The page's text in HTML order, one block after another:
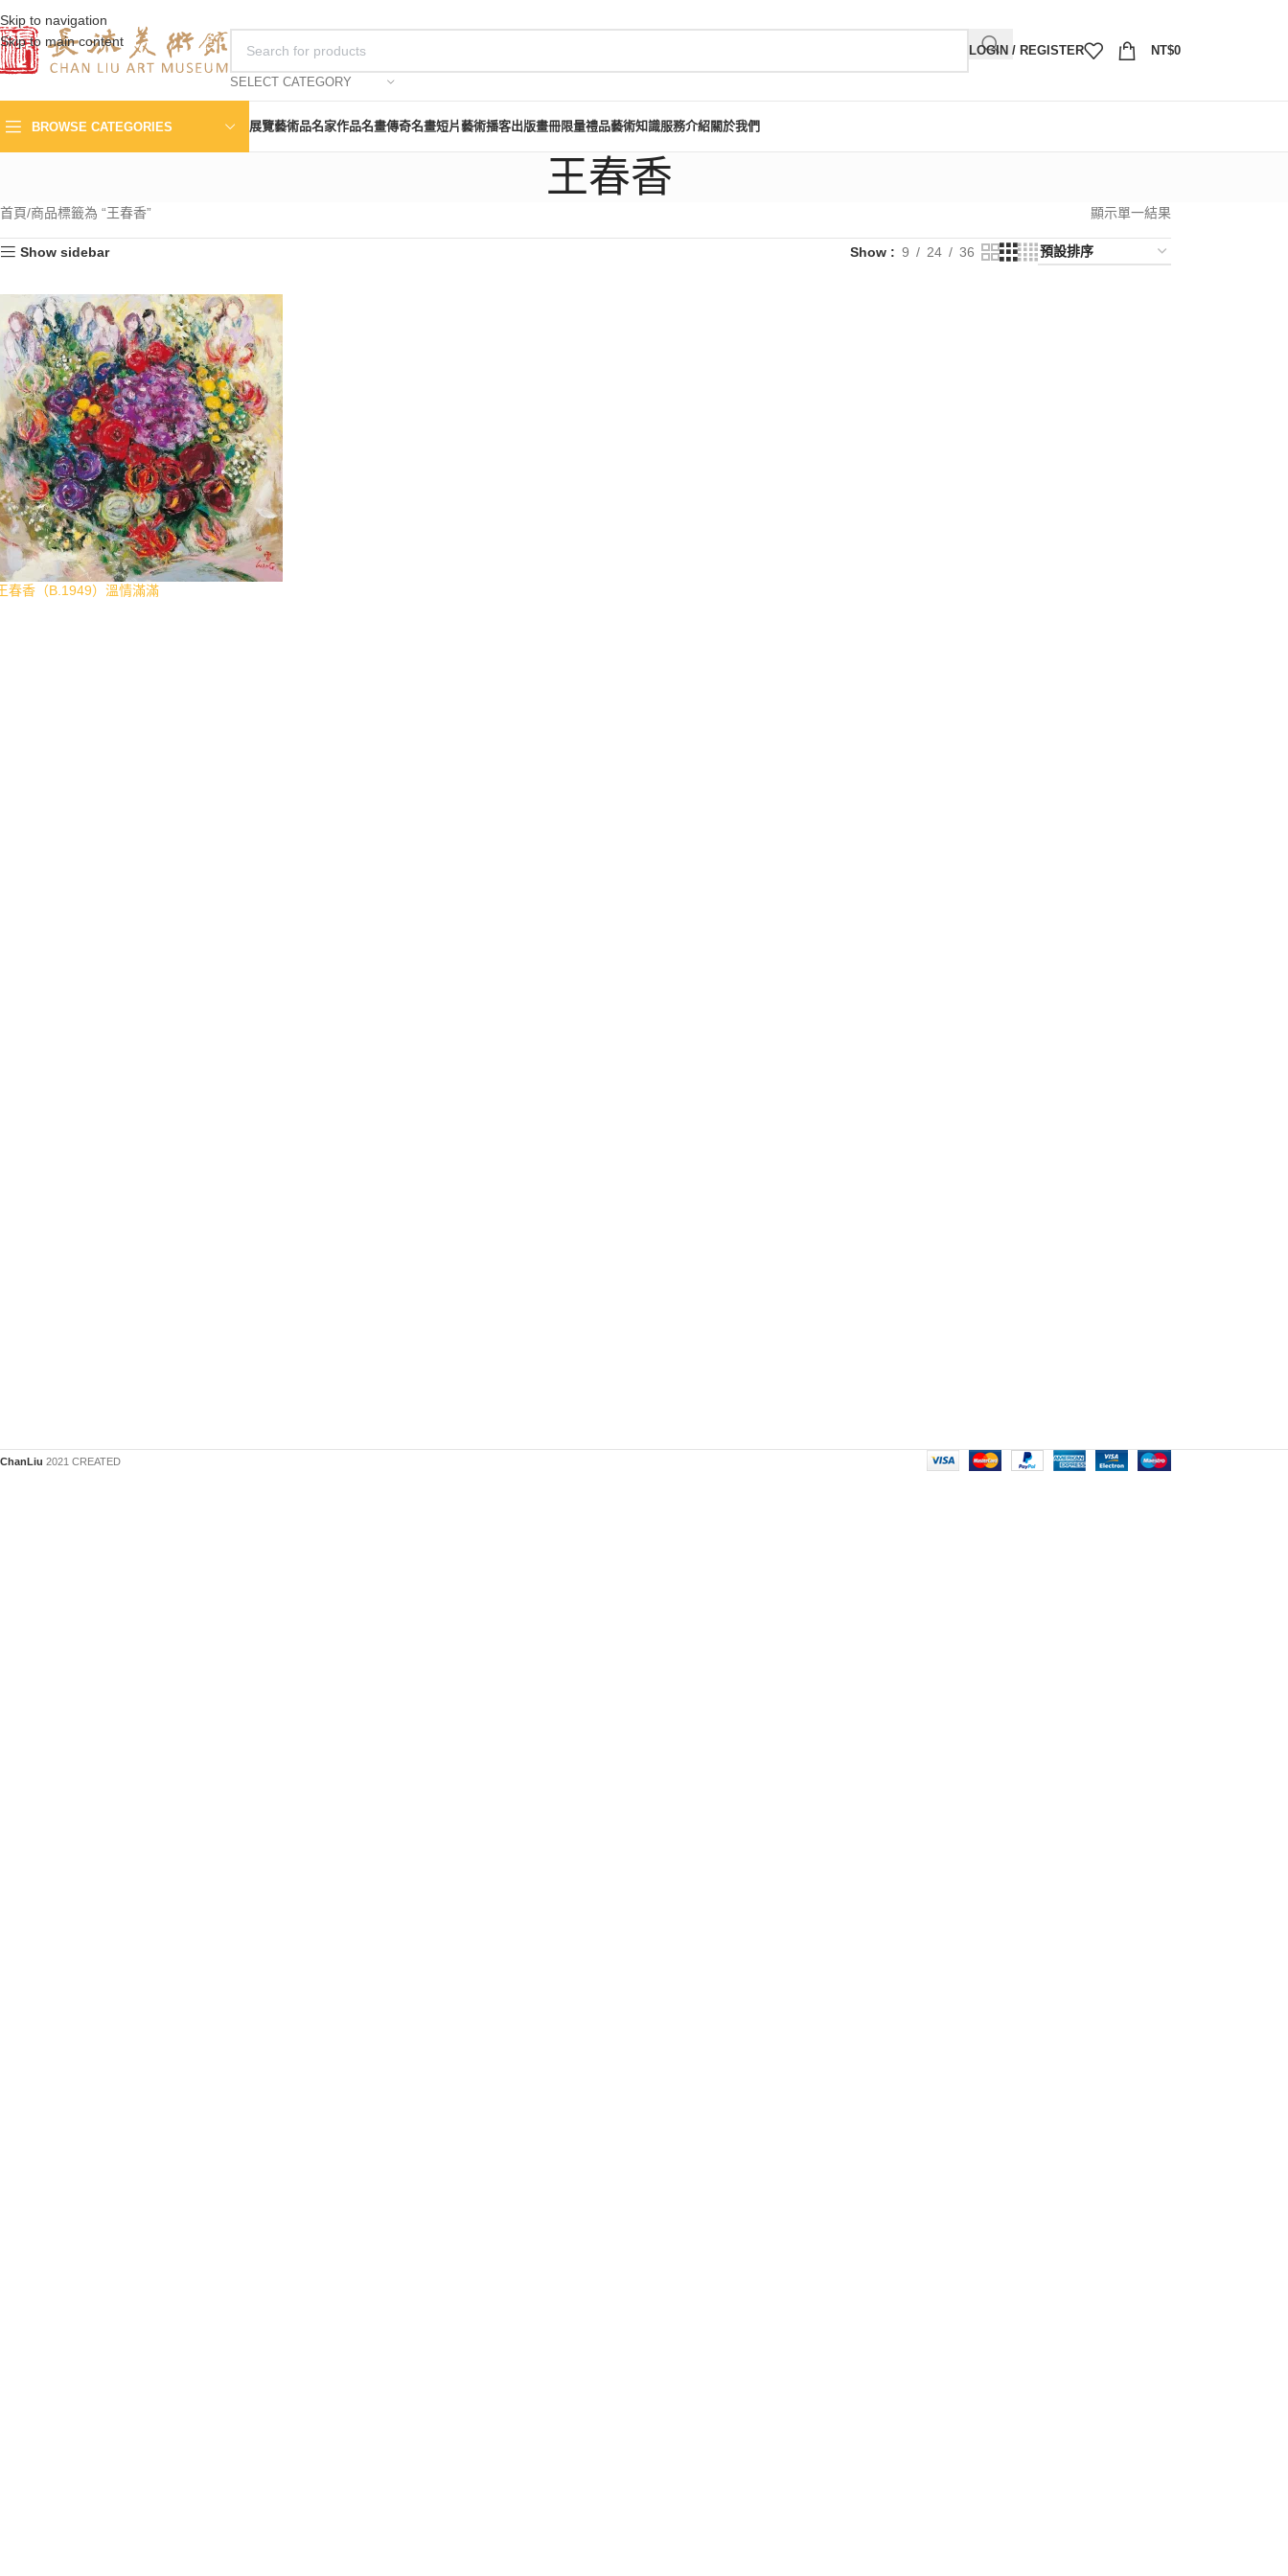
Skip to navigation
Skip to main content
SELECT CATEGORY
LOGIN / REGISTER NT$0
BROWSE CATEGORIES 展覽藝術品名家作品名畫傳奇名畫短片藝術播客出版畫冊限量禮品藝術知識服務介紹關於我們
王春香
首頁 商品標籤為 “王春香” 顯示單一結果
Show sidebar Show 9 24 36
春香（B.1949）溫情滿滿
ChanLiu 2021 CREATED